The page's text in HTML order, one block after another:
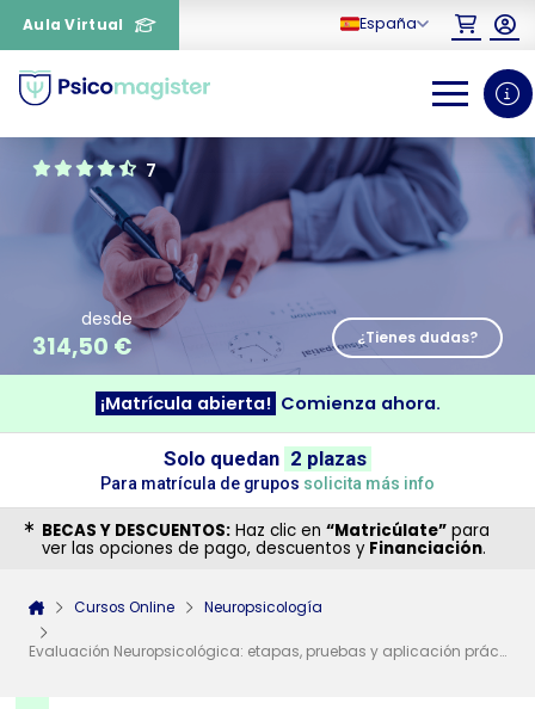
Aula Virtual España
7
desde
314,50 € ¿Tienes dudas?
¡Matrícula abierta! Comienza ahora.
Solo quedan 2 plazas
Para matrícula de grupos solicita más info
BECAS Y DESCUENTOS: Haz clic en “Matricúlate” para
ver las opciones de pago, descuentos y Financiación.
Cursos Online Neuropsicología
Evaluación Neuropsicológica: etapas, pruebas y aplicación práctica
¿Necesitas más información
sobre un curso?